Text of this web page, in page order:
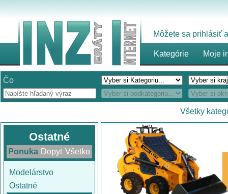
Môžete sa prihlásiť
Kategórie Moje
Čo
Všetky
Ostatné
Ponuka Dopyt Všetko
Modelárstvo
Ostatné